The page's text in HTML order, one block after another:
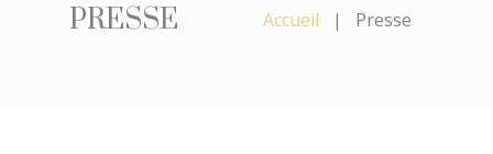
PRESSE Accueil Presse